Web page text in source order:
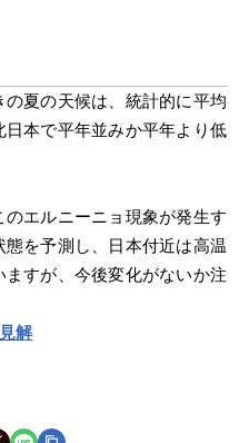
夏の天候は、統計的に平均
本で平年並みか平年より低
エルニーニョ現象が発生す
を予測し、日本付近は高温
すが、今後変化がないか注
解